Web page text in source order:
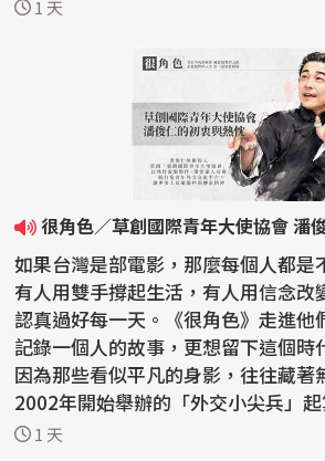
1 天
很角色／草創國際青年大使協會 潘
如果台灣是部電影，那麼每個人都是
有人用雙手撐起生活，有人用信念改
認真過好每一天。《很角色》走進他
記錄一個人的故事，更想留下這個時
因為那些看似平凡的身影，往往藏著無
2002年開始舉辦的「外交小尖兵」
外交...
1 天